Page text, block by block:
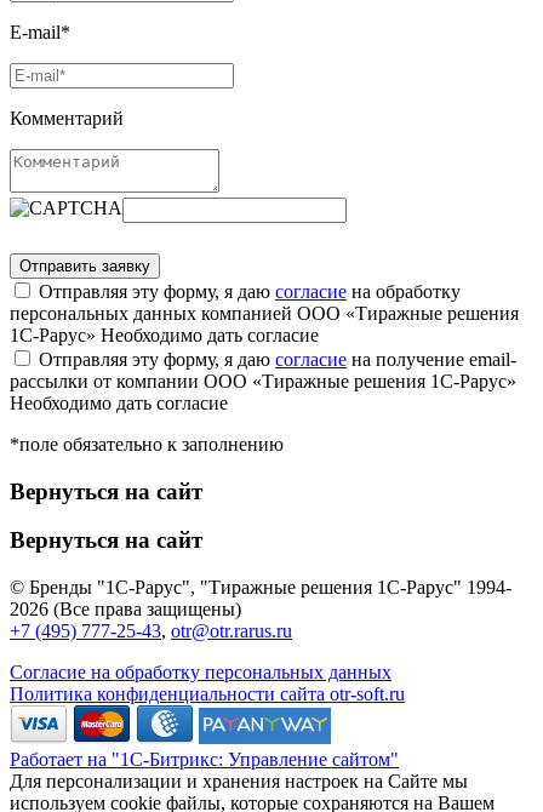
E-mail*
Комментарий
Отправляя эту форму, я даю согласие на обработку
персональных данных компанией ООО «Тиражные решения
1С-Рарус» Необходимо дать согласие
Отправляя эту форму, я даю согласие на получение email-
рассылки от компании ООО «Тиражные решения 1С-Рарус»
Необходимо дать согласие
*поле обязательно к заполнению
Вернуться на сайт
Вернуться на сайт
© Бренды "1С-Рарус", "Тиражные решения 1С-Рарус" 1994-
2026 (Все права защищены)
+7 (495) 777-25-43, otr@otr.rarus.ru
Согласие на обработку персональных данных
Политика конфиденциальности сайта otr-soft.ru
Работает на "1С-Битрикс: Управление сайтом"
Для персонализации и хранения настроек на Сайте мы
используем cookie файлы, которые сохраняются на Вашем